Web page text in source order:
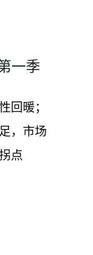
一季
回暖；
，市场
点